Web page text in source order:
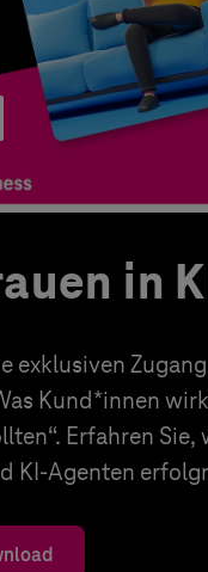
in
exklusiven
Kund*innen
Erfahren
KI-Agenten